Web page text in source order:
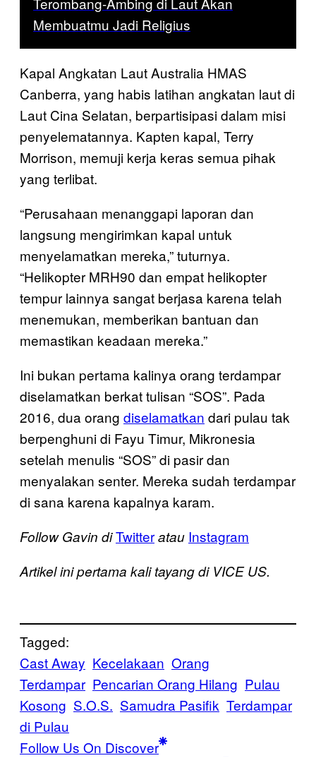
Membuatmu Jadi Religius
Kapal Angkatan Laut Australia HMAS
Canberra, yang habis latihan angkatan laut di
Laut Cina Selatan, berpartisipasi dalam misi
penyelematannya. Kapten kapal, Terry
Morrison, memuji kerja keras semua pihak
yang terlibat.
“Perusahaan menanggapi laporan dan
langsung mengirimkan kapal untuk
menyelamatkan mereka,” tuturnya.
“Helikopter MRH90 dan empat helikopter
tempur lainnya sangat berjasa karena telah
menemukan, memberikan bantuan dan
memastikan keadaan mereka.”
Ini bukan pertama kalinya orang terdampar
diselamatkan berkat tulisan “SOS”. Pada
2016, dua orang diselamatkan dari pulau tak
berpenghuni di Fayu Timur, Mikronesia
setelah menulis “SOS” di pasir dan
menyalakan senter. Mereka sudah terdampar
di sana karena kapalnya karam.
Follow Gavin diTwitteratau Instagram
Artikel ini pertama kali tayang di VICE US.
Tagged:
Cast Away Kecelakaan Orang
Terdampar Pencarian Orang Hilang Pulau
Kosong S.O.S. Samudra Pasifik Terdampar
di Pulau
Follow Us On Discover